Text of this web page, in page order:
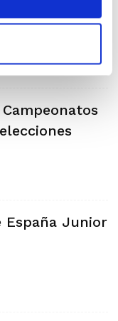
España Junior